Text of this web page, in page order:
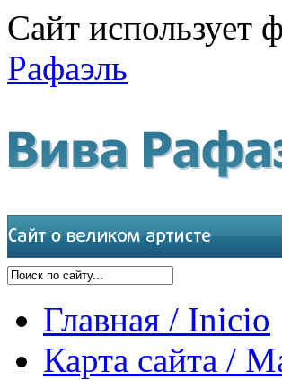
Сайт использует
Рафаэль
Главная / Inicio
Карта сайта /